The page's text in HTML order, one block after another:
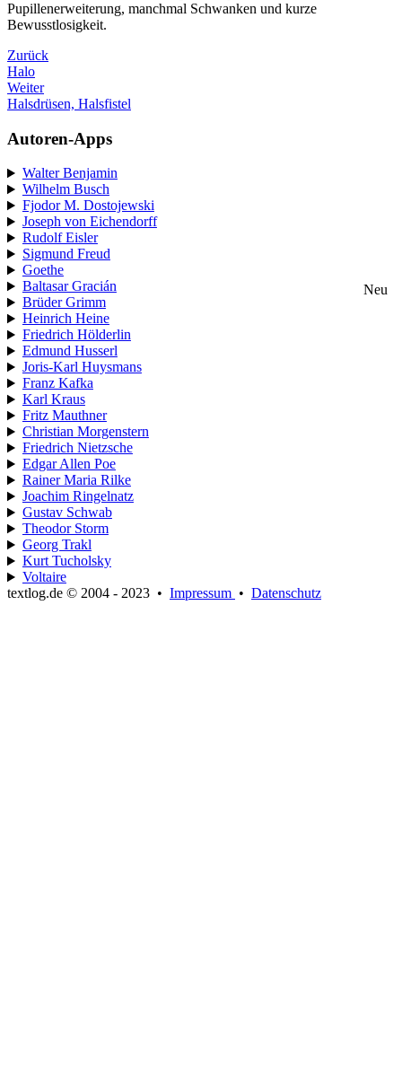
Pupillenerweiterung, manchmal Schwanken und kurze
Bewusstlosigkeit.
Zurück
Halo
Weiter
Halsdrüsen, Halsfistel
Autoren-Apps
Walter Benjamin
Wilhelm Busch
Fjodor M. Dostojewski
Joseph von Eichendorff
Rudolf Eisler
Sigmund Freud
Goethe
Baltasar Gracián
Neu
Brüder Grimm
Heinrich Heine
Friedrich Hölderlin
Edmund Husserl
Joris-Karl Huysmans
Franz Kafka
Karl Kraus
Fritz Mauthner
Christian Morgenstern
Friedrich Nietzsche
Edgar Allen Poe
Rainer Maria Rilke
Joachim Ringelnatz
Gustav Schwab
Theodor Storm
Georg Trakl
Kurt Tucholsky
Voltaire
textlog.de © 2004 - 2023 • Impressum • Datenschutz